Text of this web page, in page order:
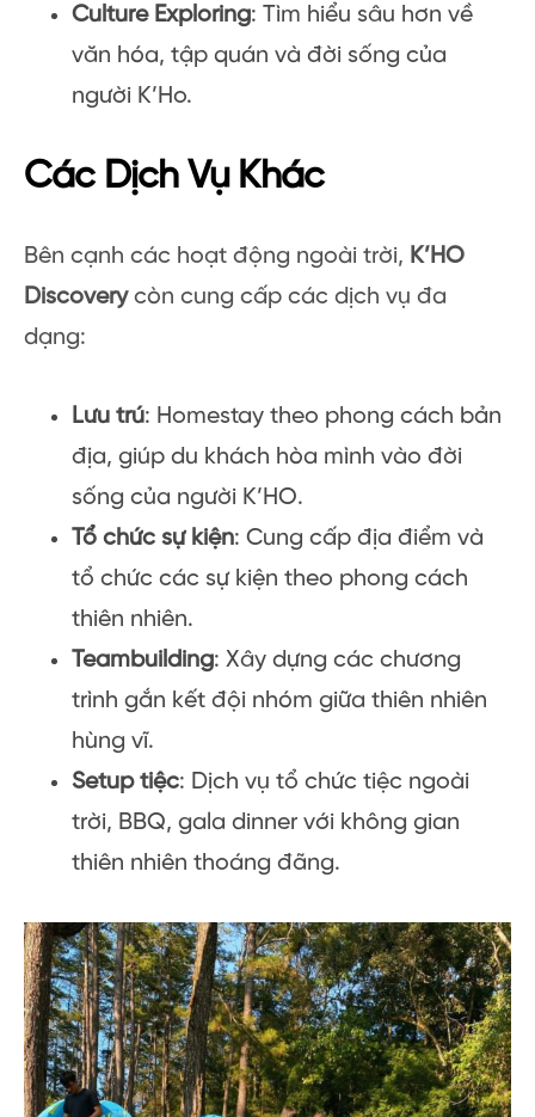
Culture Exploring: Tìm hiểu sâu hơn về
văn hóa, tập quán và đời sống của
người K’Ho.
Các Dịch Vụ Khác
Bên cạnh các hoạt động ngoài trời, K’HO
Discoverycòn cung cấp các dịch vụ đa
dạng:
Lưu trú: Homestay theo phong cách bản
địa, giúp du khách hòa mình vào đời
sống của người K’HO.
Tổ chức sự kiện: Cung cấp địa điểm và
tổ chức các sự kiện theo phong cách
thiên nhiên.
Teambuilding: Xây dựng các chương
trình gắn kết đội nhóm giữa thiên nhiên
hùng vĩ.
Setup tiệc: Dịch vụ tổ chức tiệc ngoài
trời, BBQ, gala dinner với không gian
thiên nhiên thoáng đãng.